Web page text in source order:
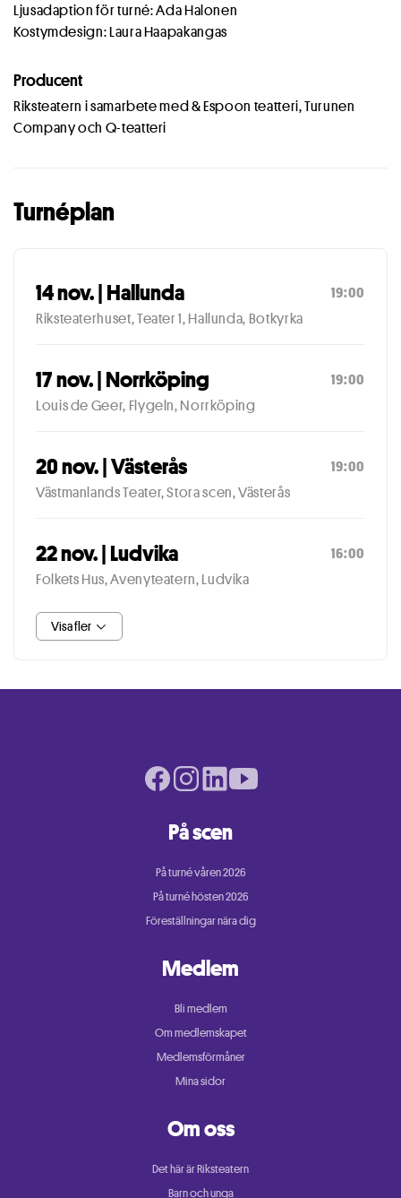
Ljusadaption för turné: Ada Halonen
Kostymdesign: Laura Haapakangas
Producent
Riksteatern i samarbete med & Espoon teatteri, Turunen
Company och Q-teatteri
Turnéplan
14 nov. | Hallunda
Riksteaterhuset, Teater 1, Hallunda, Botkyrka
19:00
17 nov. | Norrköping
Louis de Geer, Flygeln, Norrköping
19:00
20 nov. | Västerås
Västmanlands Teater, Stora scen, Västerås
19:00
22 nov. | Ludvika
Folkets Hus, Avenyteatern, Ludvika
16:00
Visa fler
På scen
På turné våren 2026
På turné hösten 2026
Föreställningar nära dig
Medlem
Bli medlem
Om medlemskapet
Medlemsförmåner
Mina sidor
Om oss
Det här är Riksteatern
Barn och unga
Facebook page
Instagram page
LinkedIn pageYoutube page